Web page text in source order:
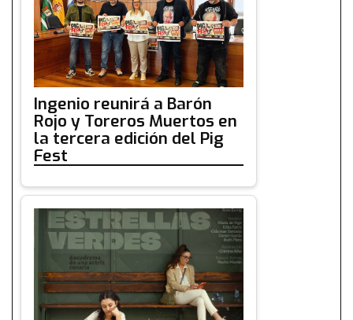
Ingenio reunirá a Barón
Rojo y Toreros Muertos en
la tercera edición del Pig
Fest